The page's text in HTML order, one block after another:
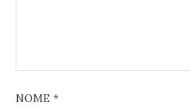
NOME *